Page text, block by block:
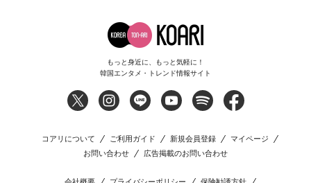
もっと身近に、もっと気軽に！
韓国エンタメ・トレンド情報サイト
コアリについて ご利用ガイド 新規会員登録
マイページ
お問い合わせ
広告掲載のお問い合わせ